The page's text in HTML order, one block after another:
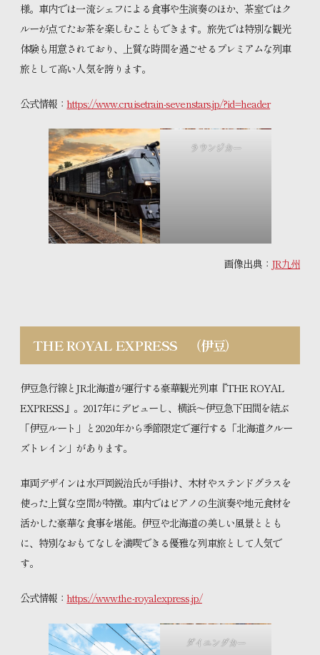
様。車内では一流シェフによる食事や生演奏のほか、茶室ではク
ルーが点てたお茶を楽しむこともできます。旅先では特別な観光
体験も用意されており、上質な時間を過ごせるプレミアムな列車
旅として高い人気を誇ります。
公式情報：https://www.cruisetrain-sevenstars.jp/?id=header
ラウンジカー
画像出典： JR九州
THE ROYAL EXPRESS（伊豆）
伊豆急行線とJR北海道が運行する豪華観光列車『THE ROYAL
EXPRESS』。2017年にデビューし、横浜～伊豆急下田間を結ぶ
「伊豆ルート」と2020年から季節限定で運行する「北海道クルー
ズトレイン」があります。
車両デザインは水戸岡鋭治氏が手掛け、木材やステンドグラスを
使った上質な空間が特徴。車内ではピアノの生演奏や地元食材を
活かした豪華な食事を堪能。伊豆や北海道の美しい風景ととも
に、特別なおもてなしを満喫できる優雅な列車旅として人気で
す。
公式情報：https://www.the-royalexpress.jp/
ダイニングカー